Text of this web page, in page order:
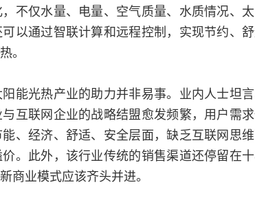
不仅水量、电量、空气质量、水质情况、
以通过智联计算和远程控制，实现节约、舒
。
光热产业的助力并非易事。业内人士坦
互联网企业的战略结盟愈发频繁，用户需
、经济、舒适、安全层面，缺乏互联网思
。此外，该行业传统的销售渠道还停留在
商业模式应该齐头并进。